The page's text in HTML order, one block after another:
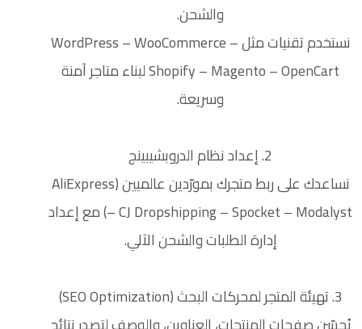
والشحن.
نستخدم تقنيات مثل WordPress – WooCommerce –
Shopify – Magento – OpenCart لبناء متاجر آمنة
وسريعة.
2. إعداد نظام الدروبشيبينج
نساعدك على ربط متجرك بمورّدين عالميين (AliExpress
– CJ Dropshipping – Spocket – Modalyst) مع إعداد
إدارة الطلبات والشحن الآلي.
3. تهيئة المتجر لمحركات البحث (SEO Optimization)